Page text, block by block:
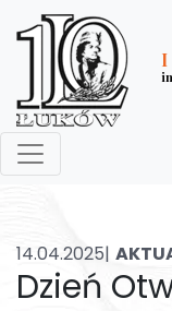
I
14.04.2025|
Dzień